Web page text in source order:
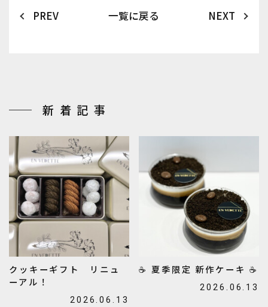
PREV 一覧に戻る NEXT
新着記事
クッキーギフト リニュ
ーアル！
2026.06.13
☕ 夏季限定 新作ケーキ ☕
2026.06.13